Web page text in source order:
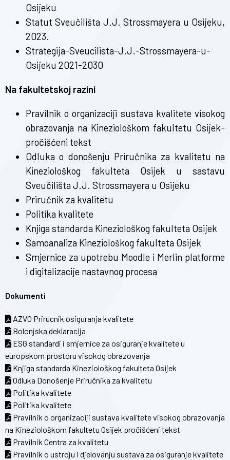
Osijeku
Statut Sveučilišta J.J. Strossmayera u Osijeku,
2023.
Strategija-Sveucilista-J.J.-Strossmayera-u-
Osijeku 2021-2030
Na fakultetskoj razini
Pravilnik o organizaciji sustava kvalitete visokog
obrazovanja na Kineziološkom fakultetu Osijek-
pročišćeni tekst
Odluka o donošenju Priručnika za kvalitetu na
Kineziološkog fakulteta Osijek u sastavu
Sveučilišta J.J. Strossmayera u Osijeku
Priručnik za kvalitetu
Politika kvalitete
Knjiga standarda Kineziološkog fakulteta Osijek
Samoanaliza Kineziološkog fakulteta Osijek
Smjernice za upotrebu Moodle i Merlin platforme
i digitalizacije nastavnog procesa
Dokumenti
AZVO Prirucnik osiguranja kvalitete
Bolonjska deklaracija
ESG standardi i smjernice za osiguranje kvalitete u
europskom prostoru visokog obrazovanja
Knjiga standarda Kineziološkog fakulteta Osijek
Odluka Donošenje Priručnika za kvalitetu
Politika kvalitete
Politika kvalitete
Pravilnik o organizaciji sustava kvalitete visokog obrazovanja
na Kineziološkom fakultetu Osijek pročišćeni tekst
Pravilnik Centra za kvalitetu
Pravilnik o ustroju i djelovanju sustava za osiguranje kvalitete